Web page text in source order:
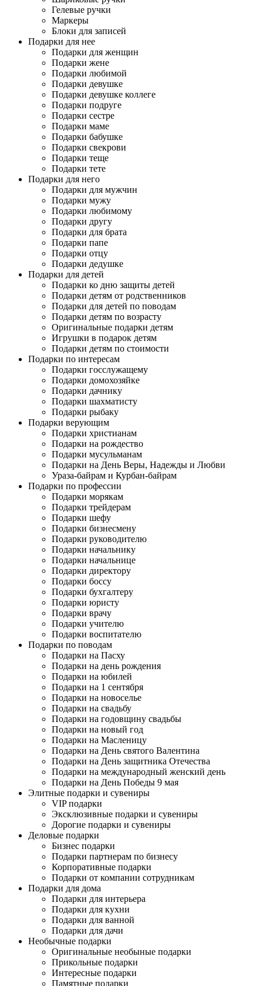
Гелевые ручки
Маркеры
Блоки для записей
Подарки для нее
Подарки для женщин
Подарки жене
Подарки любимой
Подарки девушке
Подарки девушке коллеге
Подарки подруге
Подарки сестре
Подарки маме
Подарки бабушке
Подарки свекрови
Подарки теще
Подарки тете
Подарки для него
Подарки для мужчин
Подарки мужу
Подарки любимому
Подарки другу
Подарки для брата
Подарки папе
Подарки отцу
Подарки дедушке
Подарки для детей
Подарки ко дню защиты детей
Подарки детям от родственников
Подарки для детей по поводам
Подарки детям по возрасту
Оригинальные подарки детям
Игрушки в подарок детям
Подарки детям по стоимости
Подарки по интересам
Подарки госслужащему
Подарки домохозяйке
Подарки дачнику
Подарки шахматисту
Подарки рыбаку
Подарки верующим
Подарки христианам
Подарки на рождество
Подарки мусульманам
Подарки на День Веры, Надежды и Любви
Ураза-байрам и Курбан-байрам
Подарки по профессии
Подарки морякам
Подарки трейдерам
Подарки шефу
Подарки бизнесмену
Подарки руководителю
Подарки начальнику
Подарки начальнице
Подарки директору
Подарки боссу
Подарки бухгалтеру
Подарки юристу
Подарки врачу
Подарки учителю
Подарки воспитателю
Подарки по поводам
Подарки на Пасху
Подарки на день рождения
Подарки на юбилей
Подарки на 1 сентября
Подарки на новоселье
Подарки на свадьбу
Подарки на годовщину свадьбы
Подарки на новый год
Подарки на Масленицу
Подарки на День святого Валентина
Подарки на День защитника Отечества
Подарки на международный женский день
Подарки на День Победы 9 мая
Элитные подарки и сувениры
VIP подарки
Эксклюзивные подарки и сувениры
Дорогие подарки и сувениры
Деловые подарки
Бизнес подарки
Подарки партнерам по бизнесу
Корпоративные подарки
Подарки от компании сотрудникам
Подарки для дома
Подарки для интерьера
Подарки для кухни
Подарки для ванной
Подарки для дачи
Необычные подарки
Оригинальные необыные подарки
Прикольные подарки
Интересные подарки
Памятные подарки